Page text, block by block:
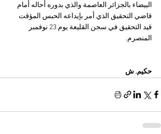
البيضاء بالجزائر العاصمة والذي بدوره أحاله أمام
قاضي التحقيق الذي أمر بإيداعه الحبس المؤقت
قيد التحقيق في سجن القليعة يوم 23 نوفمبر
المنصرم.
حكيم. ش